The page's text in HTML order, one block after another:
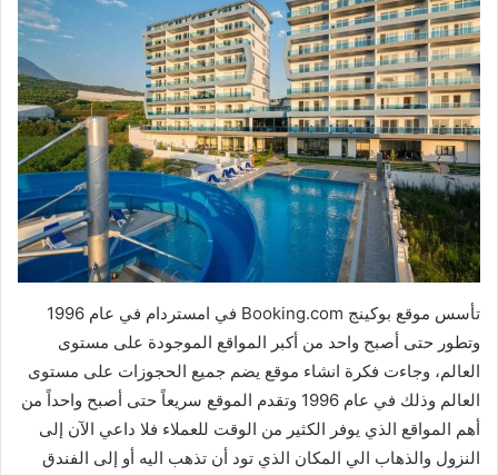
تأسس موقع بوكينج Booking.com في امستردام في عام 1996
وتطور حتى أصبح واحد من أكبر المواقع الموجودة على مستوى
العالم، وجاءت فكرة انشاء موقع يضم جميع الحجوزات على مستوى
العالم وذلك في عام 1996 وتقدم الموقع سريعاً حتى أصبح واحداً من
أهم المواقع الذي يوفر الكثير من الوقت للعملاء فلا داعي الآن إلى
النزول والذهاب الي المكان الذي تود أن تذهب اليه أو إلى الفندق